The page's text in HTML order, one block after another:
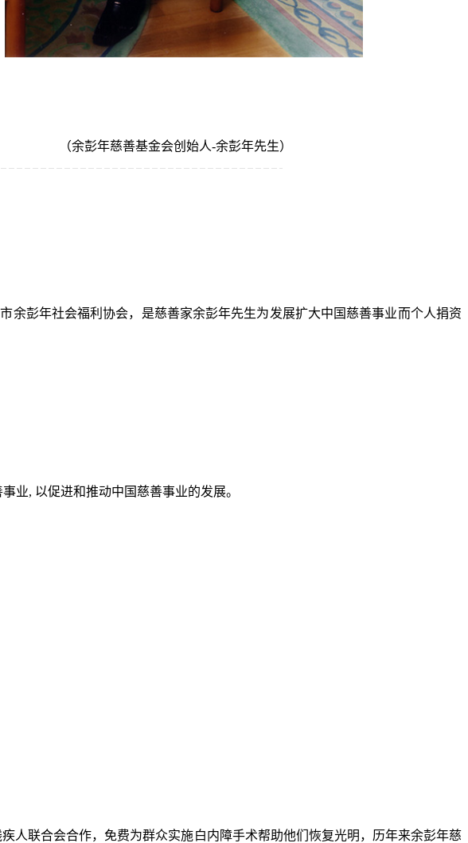
（余彭年慈善基金会创始人-余彭年先生）
余彭年社会福利协会，是慈善家余彭年先生为发展扩大中国慈善事业而个人捐资
业, 以促进和推动中国慈善事业的发展。
人联合会合作，免费为群众实施白内障手术帮助他们恢复光明，历年来余彭年慈